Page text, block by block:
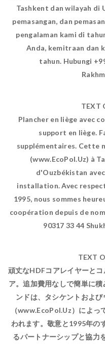
Tashkent dan wilayah di
pemasangan, dan
pengalaman kami di
Anda, kemitraan dan
tahun. Hubungi
TEXT
Plancher en liège avec
support en liège.
supplémentaires. Cette
(www.EcoPol.Uz) à
d'Ouzbékistan
installation. Avec
1995, nous sommes
coopération depuis de
90317 33 44
TEXT
頑丈なHDFコアレイヤーと
ア。追加費用なしで簡単に
ンドは、タシケントおよ
（www.EcoPol.Uz）によ
われます。敬意と1995年の
るパートナーシップと協力